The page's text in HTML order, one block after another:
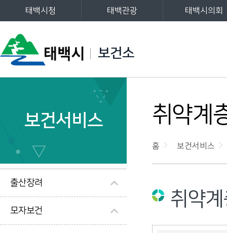
보건소
태백시청 태백관광 태백시의회
주메뉴
왼쪽메뉴
보건서비스
출산장려
모자보건
취약계
홈 보건서비스
취약